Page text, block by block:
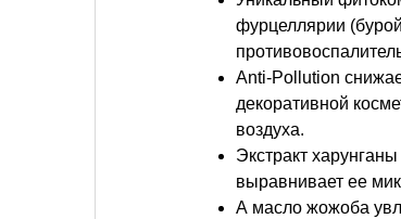
фурцеллярии
Anti-Pollution
декоративной
воздуха.
Экстракт
выравнивает ее
А масло жожоба